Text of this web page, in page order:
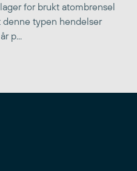
for brukt atombrensel
denne typen hendelser
p...